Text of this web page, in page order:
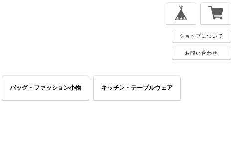
ショップについて
お問い合わせ
バッグ・ファッション小物 キッチン・テーブルウェア